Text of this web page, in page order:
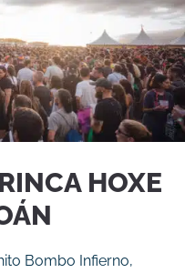
HOXE
Bombo Infierno,